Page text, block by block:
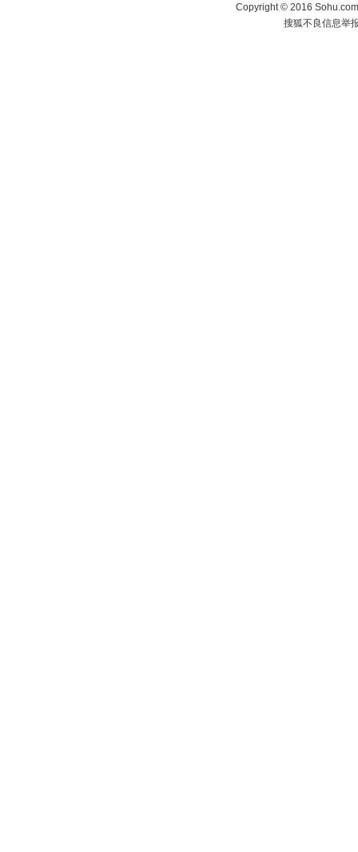
Copyright©2016
搜狐不良信息举